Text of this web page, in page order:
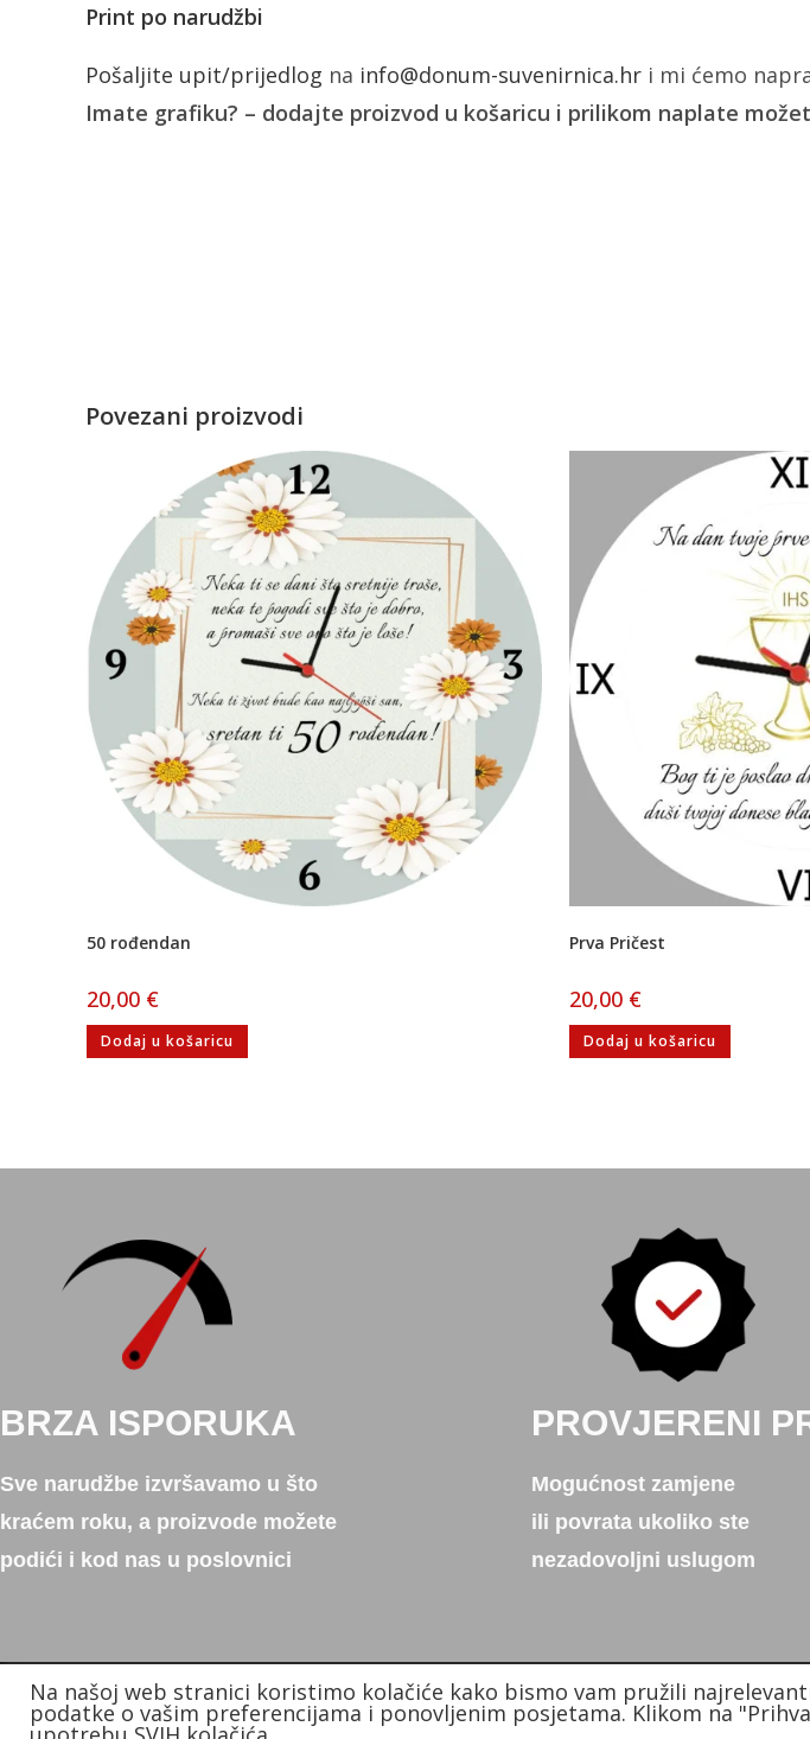
Print po narudžbi
Pošaljite upit/prijedlog na info@donum-suvenirnica.hr i mi ćemo
Imate grafiku? – dodajte proizvod u košaricu i prilikom naplate
Povezani proizvodi
50 rođendan
20,00 €
Dodaj u košaricu
Prva Pričest
20,00 €
Dodaj u košaricu
BRZA ISPORUKA
Sve narudžbe izvršavamo u što
kraćem roku, a proizvode možete
podići i kod nas u poslovnici
PROVJERENI
Mogućnost zamjene
ili povrata ukoliko ste
nezadovoljni uslugom
Copyright © 2026. Donum d.o.o.
Izradio: KB Studios
Na našoj web stranici koristimo kolačiće kako bismo vam pružili
podatke o vašim preferencijama i ponovljenim posjetama. Klikom na